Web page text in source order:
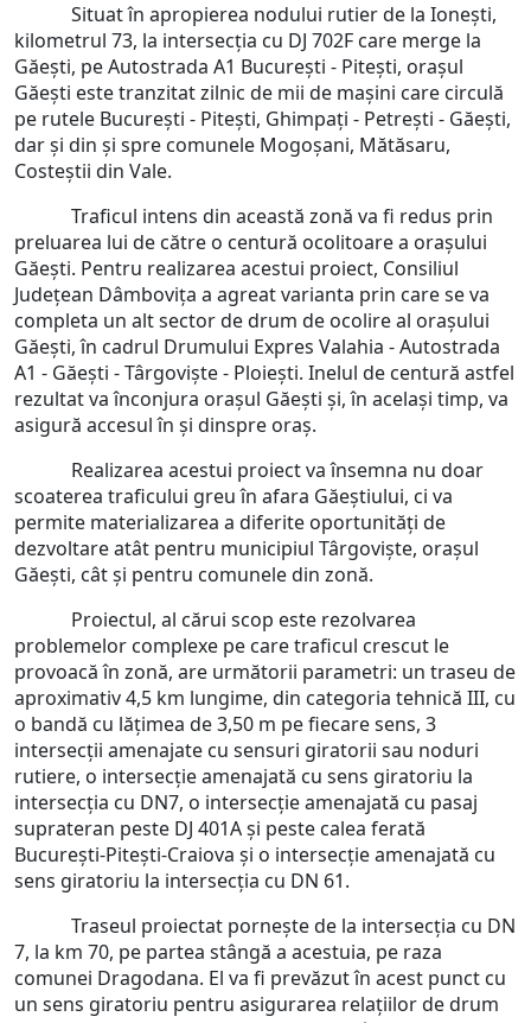
Situat în apropierea nodului rutier de la Ioneşti,
kilometrul 73, la intersecţia cu DJ 702F care merge la
Găeşti, pe Autostrada A1 Bucureşti - Piteşti, orașul
Găești este tranzitat zilnic de mii de mașini care circulă
pe rutele București - Pitești, Ghimpați - Petrești - Găești,
dar și din și spre comunele Mogoșani, Mătăsaru,
Costeștii din Vale.
Traficul intens din această zonă va fi redus prin
preluarea lui de către o centură ocolitoare a orașului
Găești. Pentru realizarea acestui proiect, Consiliul
Județean Dâmbovița a agreat varianta prin care se va
completa un alt sector de drum de ocolire al orașului
Găești, în cadrul Drumului Expres Valahia - Autostrada
A1 - Găești - Târgoviște - Ploiești. Inelul de centură astfel
rezultat va înconjura orașul Găești și, în același timp, va
asigură accesul în și dinspre oraș.
Realizarea acestui proiect va însemna nu doar
scoaterea traficului greu în afara Găeștiului, ci va
permite materializarea a diferite oportunități de
dezvoltare atât pentru municipiul Târgoviște, orașul
Găești, cât și pentru comunele din zonă.
Proiectul, al cărui scop este rezolvarea
problemelor complexe pe care traficul crescut le
provoacă în zonă, are următorii parametri: un traseu de
aproximativ 4,5 km lungime, din categoria tehnică III, cu
o bandă cu lățimea de 3,50 m pe fiecare sens, 3
intersecții amenajate cu sensuri giratorii sau noduri
rutiere, o intersecție amenajată cu sens giratoriu la
intersecția cu DN7, o intersecție amenajată cu pasaj
suprateran peste DJ 401A și peste calea ferată
București-Pitești-Craiova și o intersecție amenajată cu
sens giratoriu la intersecția cu DN 61.
Traseul proiectat pornește de la intersecția cu DN
7, la km 70, pe partea stângă a acestuia, pe raza
comunei Dragodana. El va fi prevăzut în acest punct cu
un sens giratoriu pentru asigurarea relațiilor de drum